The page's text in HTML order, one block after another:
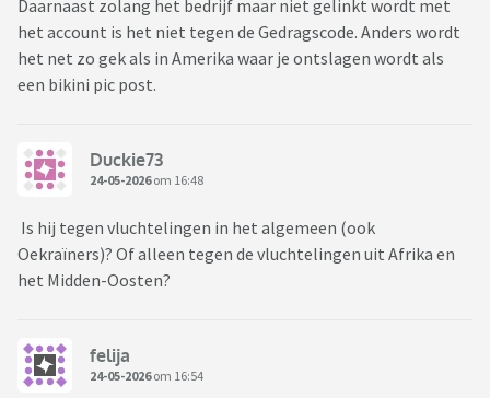
Daarnaast zolang het bedrijf maar niet gelinkt wordt met
het account is het niet tegen de Gedragscode. Anders wordt
het net zo gek als in Amerika waar je ontslagen wordt als
een bikini pic post.
Duckie73
24-05-2026om 16:48
Is hij tegen vluchtelingen in het algemeen (ook
Oekraïners)? Of alleen tegen de vluchtelingen uit Afrika en
het Midden-Oosten?
felija
24-05-2026om 16:54